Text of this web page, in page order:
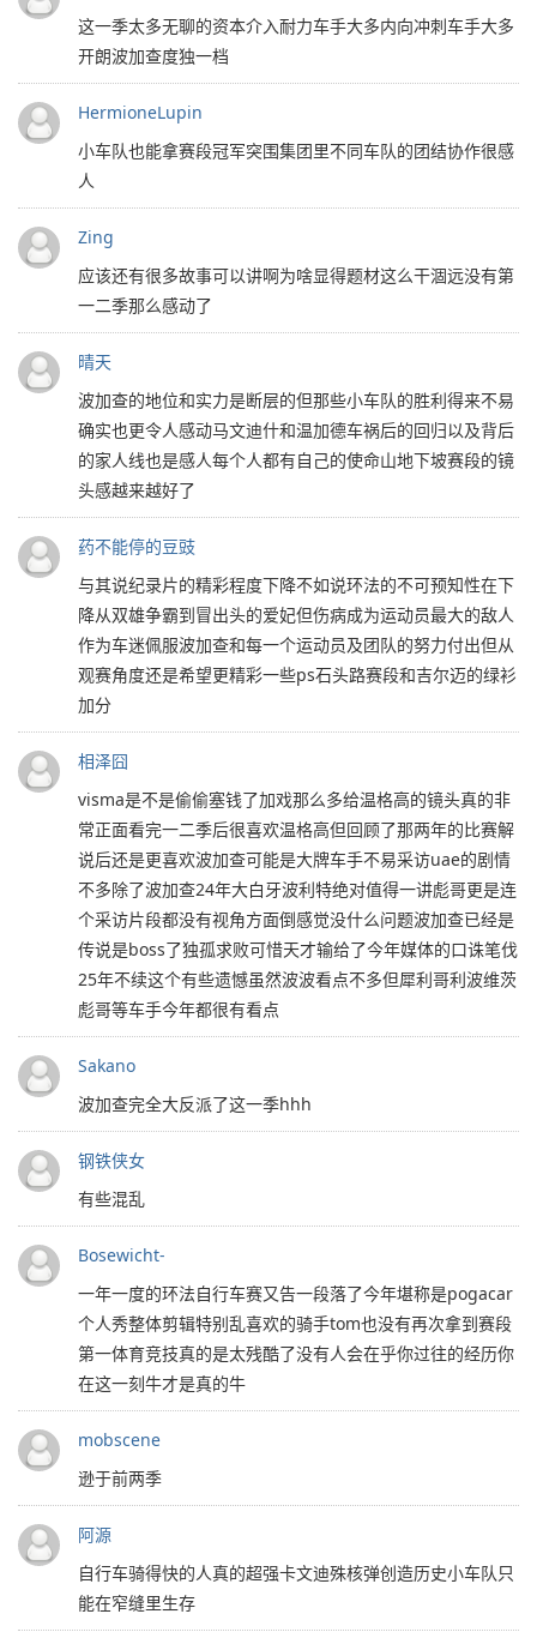
这一季太多无聊的资本介入耐力车手大多内向冲刺车手大多
开朗波加查度独一档
HermioneLupin
小车队也能拿赛段冠军突围集团里不同车队的团结协作很感
人
Zing
应该还有很多故事可以讲啊为啥显得题材这么干涸远没有第
一二季那么感动了
晴天
波加查的地位和实力是断层的但那些小车队的胜利得来不易
确实也更令人感动马文迪什和温加德车祸后的回归以及背后
的家人线也是感人每个人都有自己的使命山地下坡赛段的镜
头感越来越好了
药不能停的豆豉
与其说纪录片的精彩程度下降不如说环法的不可预知性在下
降从双雄争霸到冒出头的爱妃但伤病成为运动员最大的敌人
作为车迷佩服波加查和每一个运动员及团队的努力付出但从
观赛角度还是希望更精彩一些ps石头路赛段和吉尔迈的绿衫
加分
相泽囧
visma是不是偷偷塞钱了加戏那么多给温格高的镜头真的非
常正面看完一二季后很喜欢温格高但回顾了那两年的比赛解
说后还是更喜欢波加查可能是大牌车手不易采访uae的剧情
不多除了波加查24年大白牙波利特绝对值得一讲彪哥更是连
个采访片段都没有视角方面倒感觉没什么问题波加查已经是
传说是boss了独孤求败可惜天才输给了今年媒体的口诛笔伐
25年不续这个有些遗憾虽然波波看点不多但犀利哥利波维茨
彪哥等车手今年都很有看点
Sakano
波加查完全大反派了这一季hhh
钢铁侠女
有些混乱
Bosewicht-
一年一度的环法自行车赛又告一段落了今年堪称是pogacar
个人秀整体剪辑特别乱喜欢的骑手tom也没有再次拿到赛段
第一体育竞技真的是太残酷了没有人会在乎你过往的经历你
在这一刻牛才是真的牛
mobscene
逊于前两季
阿源
自行车骑得快的人真的超强卡文迪殊核弹创造历史小车队只
能在窄缝里生存